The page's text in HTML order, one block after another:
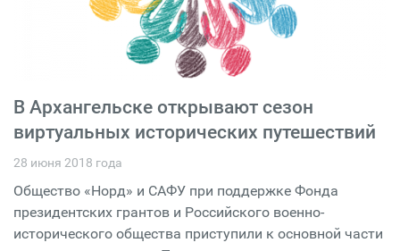
В Архангельске открывают сезон
виртуальных исторических путешествий
28 июня 2018 года
Общество «Норд» и САФУ при поддержке Фонда
президентских грантов и Российского военно-
исторического общества приступили к основной части